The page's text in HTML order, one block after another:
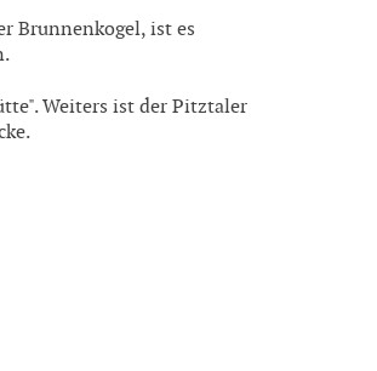
Brunnenkogel, ist es
Weiters ist der Pitztaler